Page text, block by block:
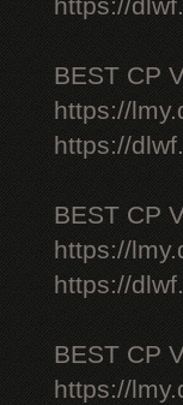
https://
BEST CP
https://
https://
BEST CP
https://
https://
BEST CP
https://